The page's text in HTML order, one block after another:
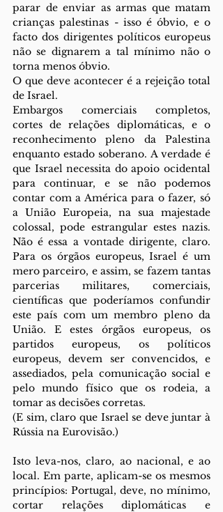
parar de enviar as armas que matam
crianças palestinas - isso é óbvio, e o
facto dos dirigentes políticos europeus
não se dignarem a tal mínimo não o
torna menos óbvio.
O que deve acontecer é a rejeição total
de Israel.
Embargos comerciais completos,
cortes de relações diplomáticas, e o
reconhecimento pleno da Palestina
enquanto estado soberano. A verdade é
que Israel necessita do apoio ocidental
para continuar, e se não podemos
contar com a América para o fazer, só
a União Europeia, na sua majestade
colossal, pode estrangular estes nazis.
Não é essa a vontade dirigente, claro.
Para os órgãos europeus, Israel é um
mero parceiro, e assim, se fazem tantas
parcerias militares, comerciais,
científicas que poderíamos confundir
este país com um membro pleno da
União. E estes órgãos europeus, os
partidos europeus, os políticos
europeus, devem ser convencidos, e
assediados, pela comunicação social e
pelo mundo físico que os rodeia, a
tomar as decisões corretas.
(E sim, claro que Israel se deve juntar à
Rússia na Eurovisão.)
Isto leva-nos, claro, ao nacional, e ao
local. Em parte, aplicam-se os mesmos
princípios: Portugal, deve, no mínimo,
cortar relações diplomáticas e